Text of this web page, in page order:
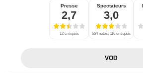
Presse
2,7
12 critiques
Spectateurs
3,0
664 notes, 116 critiques
VOD